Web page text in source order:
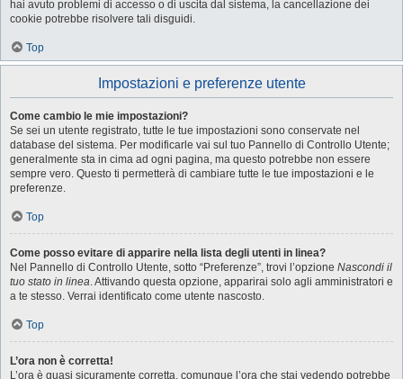
hai avuto problemi di accesso o di uscita dal sistema, la cancellazione dei
cookie potrebbe risolvere tali disguidi.
Top
Impostazioni e preferenze utente
Come cambio le mie impostazioni?
Se sei un utente registrato, tutte le tue impostazioni sono conservate nel
database del sistema. Per modificarle vai sul tuo Pannello di Controllo Utente;
generalmente sta in cima ad ogni pagina, ma questo potrebbe non essere
sempre vero. Questo ti permetterà di cambiare tutte le tue impostazioni e le
preferenze.
Top
Come posso evitare di apparire nella lista degli utenti in linea?
Nel Pannello di Controllo Utente, sotto “Preferenze”, trovi l’opzione Nascondi il
tuo stato in linea. Attivando questa opzione, apparirai solo agli amministratori e
a te stesso. Verrai identificato come utente nascosto.
Top
L’ora non è corretta!
L’ora è quasi sicuramente corretta, comunque l’ora che stai vedendo potrebbe